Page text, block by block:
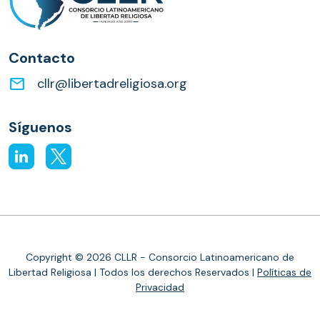
Contacto
email cllr@libertadreligiosa.org
Síguenos
Copyright © 2026 CLLR - Consorcio Latinoamericano de
Libertad Religiosa | Todos los derechos Reservados | Políticas de
Privacidad